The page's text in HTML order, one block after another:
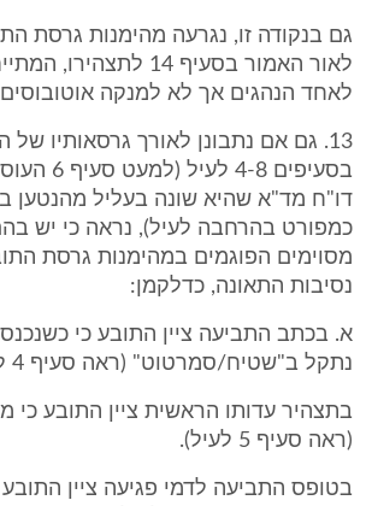
גם בנקודה זו, נגרעה מהימנות גרסת
לאור האמור בסעיף 14
לאחד הנהגים אך לא למנקה
13. גם אם נתבונן לאורך גרסאותיו
בסעיפים 4-
דו"ח מד"א שהיא שונה בעליל מהנטען
כמפורט בהרחבה לעיל), נראה כי יש
מסוימים הפוגמים במהימנות גרסת
נסיבות התאונה, כדלקמן:
א. בכתב התביעה ציין התובע כי
נתקל ב"שטיח/סמרטוט" (ראה סעיף 4 לעיל).
בתצהיר עדותו הראשית ציין התובע כי
(ראה סעיף 5 לעיל).
בטופס התביעה לדמי פגיעה ציין